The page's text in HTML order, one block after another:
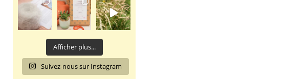
Afficher plus...
Suivez-nous sur Instagram